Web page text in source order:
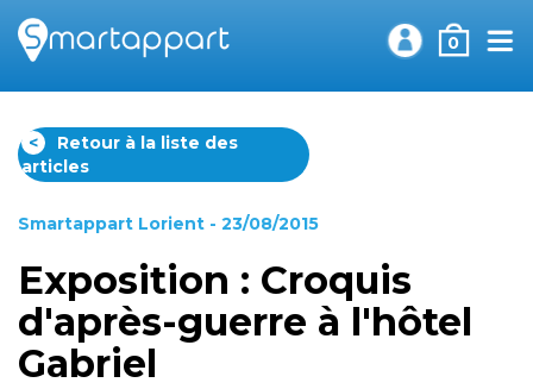
0
<
Retour à la liste des
articles
Smartappart Lorient - 23/08/2015
Exposition : Croquis
d'après-guerre à l'hôtel
Gabriel